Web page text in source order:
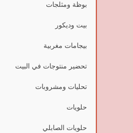
بوظة ومثلجات
بيت وديكور
بيجامات مغربية
تحضير منتوجات في البيت
تحليات ومشروبات
حلويات
حلويات الصابلي